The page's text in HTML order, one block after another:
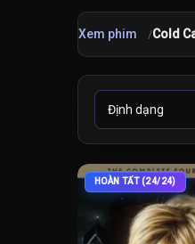
Xem phim Cold
HOÀN TẤT (24/24)